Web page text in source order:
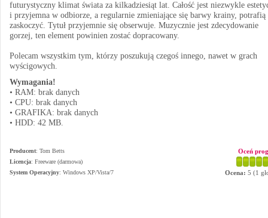
futurystyczny klimat świata za kilkadziesiąt lat. Całość jest niezwykle
i przyjemna w odbiorze, a regularnie zmieniające się barwy krainy, potrafią
zaskoczyć. Tytuł przyjemnie się obserwuje. Muzycznie jest zdecydowanie
gorzej, ten element powinien zostać dopracowany.
Polecam wszystkim tym, którzy poszukują czegoś innego, nawet w grach
wyścigowych.
Wymagania!
• RAM: brak danych
• CPU: brak danych
• GRAFIKA: brak danych
• HDD: 42 MB.
Producent: Tom Betts
Licencja: Freeware (darmowa)
System Operacyjny: Windows XP/Vista/7
Oceń
Ocena: 5 (1